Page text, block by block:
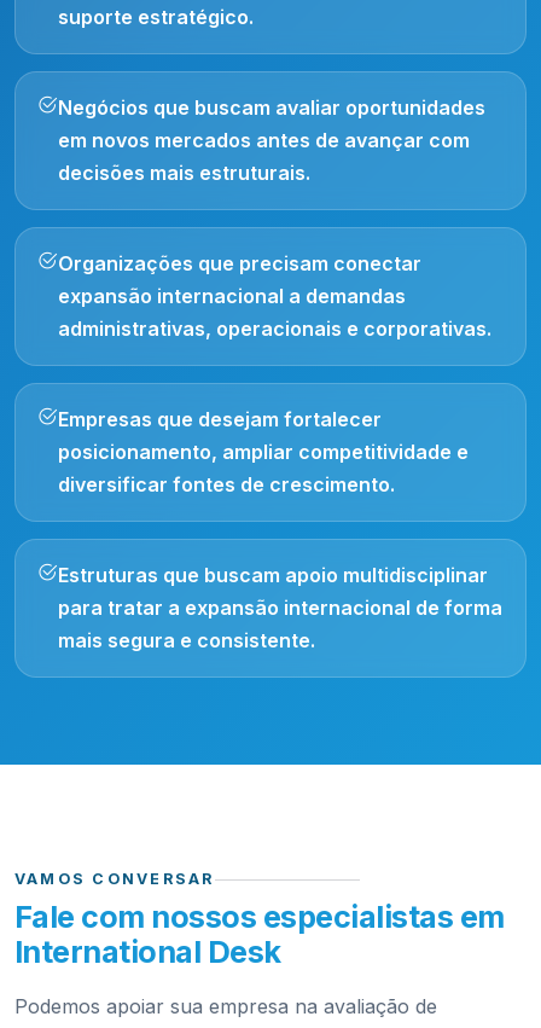
suporte estratégico.
Negócios que buscam avaliar oportunidades
em novos mercados antes de avançar com
decisões mais estruturais.
Organizações que precisam conectar
expansão internacional a demandas
administrativas, operacionais e corporativas.
Empresas que desejam fortalecer
posicionamento, ampliar competitividade e
diversificar fontes de crescimento.
Estruturas que buscam apoio multidisciplinar
para tratar a expansão internacional de forma
mais segura e consistente.
VAMOS CONVERSAR
Fale com nossos especialistas em
International Desk
Podemos apoiar sua empresa na avaliação de